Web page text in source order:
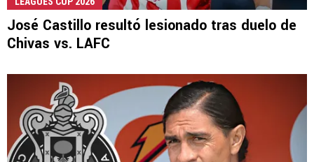
José Castillo resultó lesionado tras duelo de
Chivas vs. LAFC